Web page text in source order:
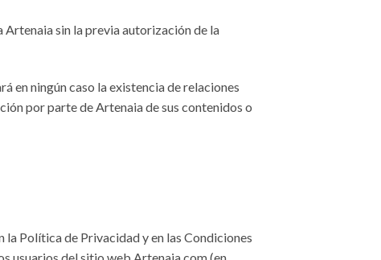
sin la previa autorización de la
en ningún caso la existencia de relaciones
por parte de Artenaia de sus contenidos o
Política de Privacidad y en las Condiciones